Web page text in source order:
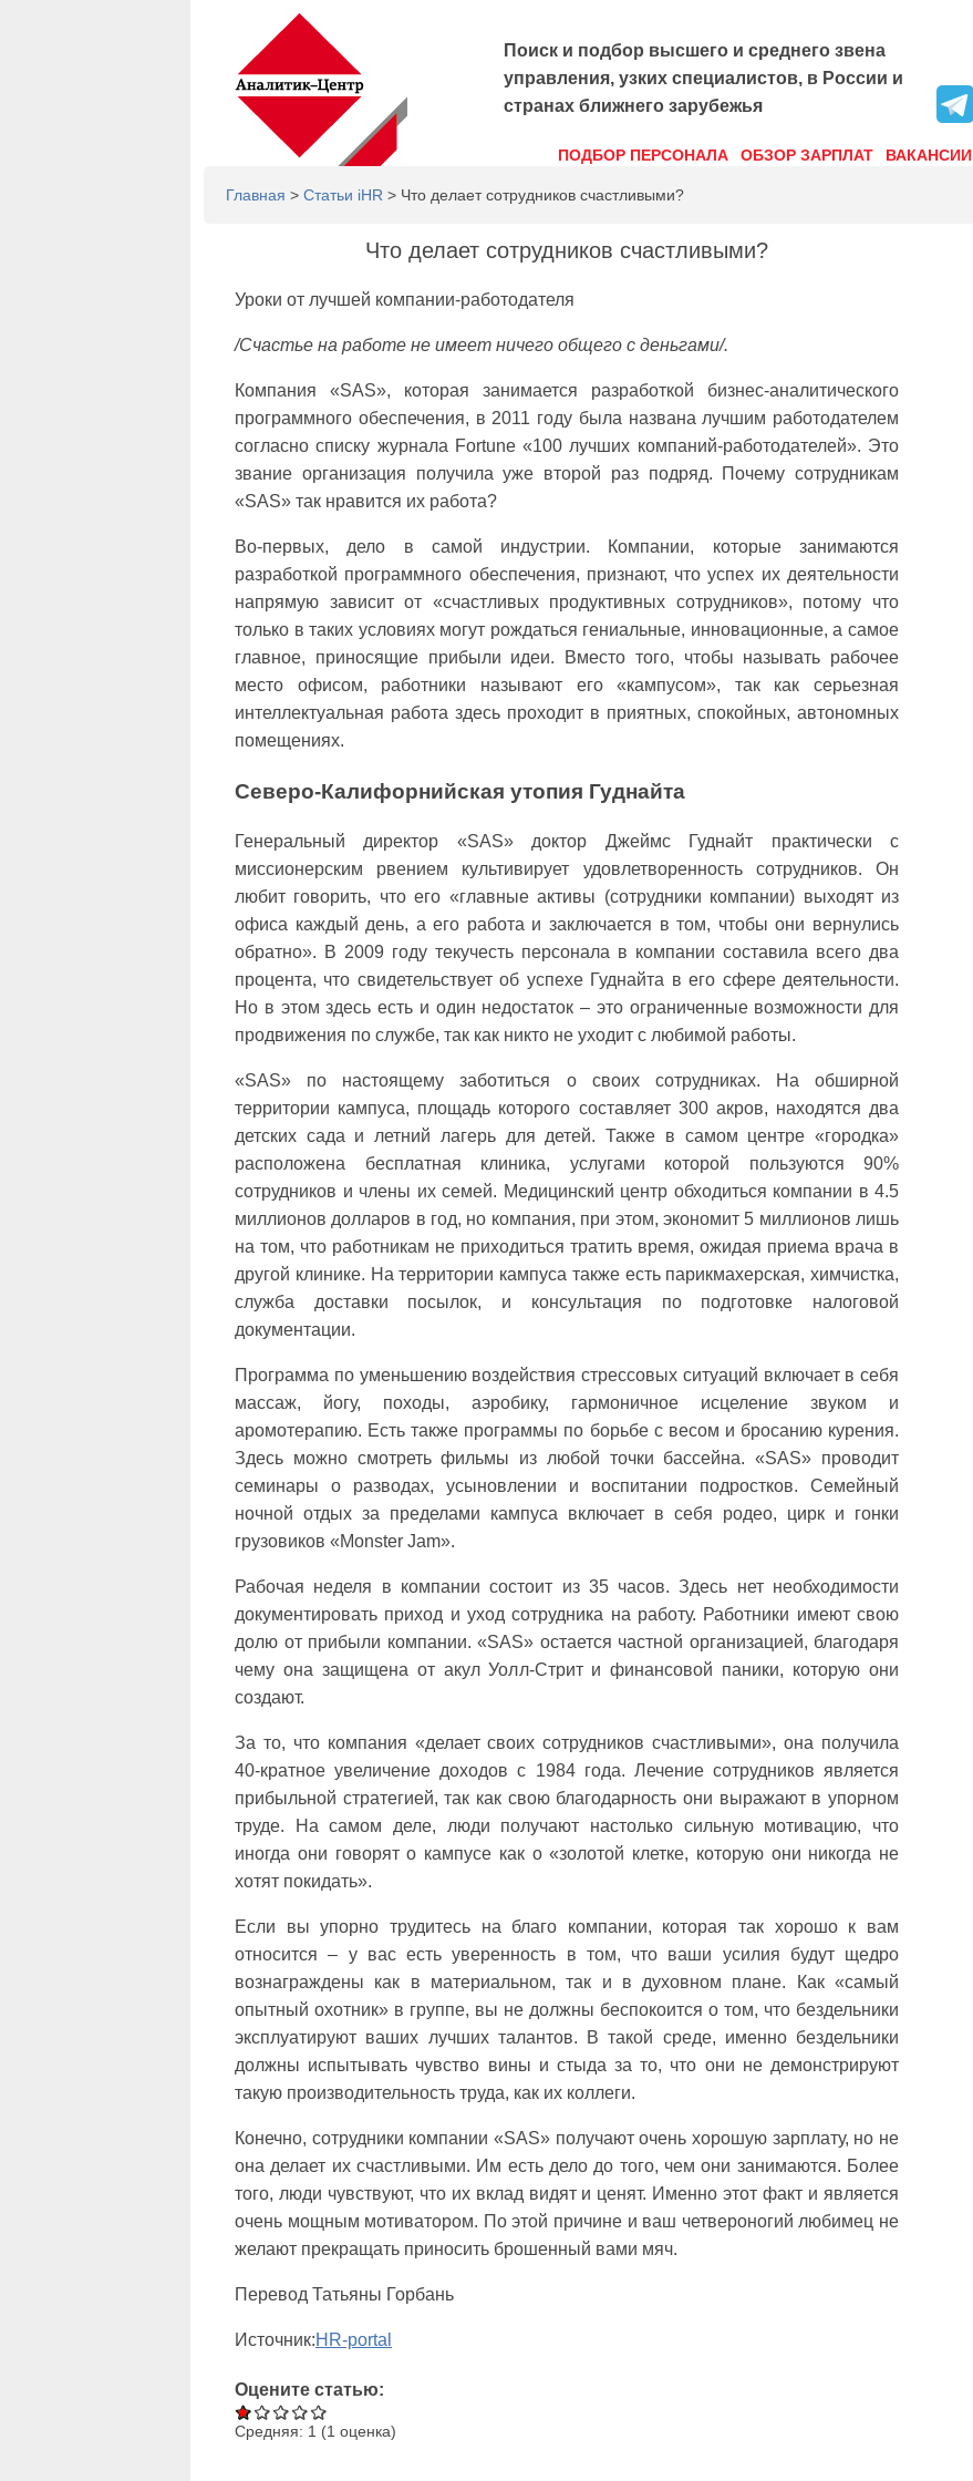
Поиск и подбор высшего и среднего звена
управления, узких специалистов, в России и
странах ближнего зарубежья
ПОДБОР ПЕРСОНАЛА ОБЗОР ЗАРПЛАТ ВАКАНСИИ
Главная > Статьи iHR > Что делает сотрудников счастливыми?
Что делает сотрудников счастливыми?
Уроки от лучшей компании-работодателя
/Счастье на работе не имеет ничего общего с деньгами/.
Компания «SAS», которая занимается разработкой бизнес-аналитического
программного обеспечения, в 2011 году была названа лучшим работодателем
согласно списку журнала Fortune «100 лучших компаний-работодателей». Это
звание организация получила уже второй раз подряд. Почему сотрудникам
«SAS» так нравится их работа?
Во-первых, дело в самой индустрии. Компании, которые занимаются
разработкой программного обеспечения, признают, что успех их деятельности
напрямую зависит от «счастливых продуктивных сотрудников», потому что
только в таких условиях могут рождаться гениальные, инновационные, а самое
главное, приносящие прибыли идеи. Вместо того, чтобы называть рабочее
место офисом, работники называют его «кампусом», так как серьезная
интеллектуальная работа здесь проходит в приятных, спокойных, автономных
помещениях.
Северо-Калифорнийская утопия Гуднайта
Генеральный директор «SAS» доктор Джеймс Гуднайт практически с
миссионерским рвением культивирует удовлетворенность сотрудников. Он
любит говорить, что его «главные активы (сотрудники компании) выходят из
офиса каждый день, а его работа и заключается в том, чтобы они вернулись
обратно». В 2009 году текучесть персонала в компании составила всего два
процента, что свидетельствует об успехе Гуднайта в его сфере деятельности.
Но в этом здесь есть и один недостаток – это ограниченные возможности для
продвижения по службе, так как никто не уходит с любимой работы.
«SAS» по настоящему заботиться о своих сотрудниках. На обширной
территории кампуса, площадь которого составляет 300 акров, находятся два
детских сада и летний лагерь для детей. Также в самом центре «городка»
расположена бесплатная клиника, услугами которой пользуются 90%
сотрудников и члены их семей. Медицинский центр обходиться компании в 4.5
миллионов долларов в год, но компания, при этом, экономит 5 миллионов лишь
на том, что работникам не приходиться тратить время, ожидая приема врача в
другой клинике. На территории кампуса также есть парикмахерская, химчистка,
служба доставки посылок, и консультация по подготовке налоговой
документации.
Программа по уменьшению воздействия стрессовых ситуаций включает в себя
массаж, йогу, походы, аэробику, гармоничное исцеление звуком и
аромотерапию. Есть также программы по борьбе с весом и бросанию курения.
Здесь можно смотреть фильмы из любой точки бассейна. «SAS» проводит
семинары о разводах, усыновлении и воспитании подростков. Семейный
ночной отдых за пределами кампуса включает в себя родео, цирк и гонки
грузовиков «Monster Jam».
Рабочая неделя в компании состоит из 35 часов. Здесь нет необходимости
документировать приход и уход сотрудника на работу. Работники имеют свою
долю от прибыли компании. «SAS» остается частной организацией, благодаря
чему она защищена от акул Уолл-Стрит и финансовой паники, которую они
создают.
За то, что компания «делает своих сотрудников счастливыми», она получила
40-кратное увеличение доходов с 1984 года. Лечение сотрудников является
прибыльной стратегией, так как свою благодарность они выражают в упорном
труде. На самом деле, люди получают настолько сильную мотивацию, что
иногда они говорят о кампусе как о «золотой клетке, которую они никогда не
хотят покидать».
Если вы упорно трудитесь на благо компании, которая так хорошо к вам
относится – у вас есть уверенность в том, что ваши усилия будут щедро
вознаграждены как в материальном, так и в духовном плане. Как «самый
опытный охотник» в группе, вы не должны беспокоится о том, что бездельники
эксплуатируют ваших лучших талантов. В такой среде, именно бездельники
должны испытывать чувство вины и стыда за то, что они не демонстрируют
такую производительность труда, как их коллеги.
Конечно, сотрудники компании «SAS» получают очень хорошую зарплату, но не
она делает их счастливыми. Им есть дело до того, чем они занимаются. Более
того, люди чувствуют, что их вклад видят и ценят. Именно этот факт и является
очень мощным мотиватором. По этой причине и ваш четвероногий любимец не
желают прекращать приносить брошенный вами мяч.
Перевод Татьяны Горбань
Источник:HR-portal
Оцените статью:
Средняя: 1 (1 оценка)